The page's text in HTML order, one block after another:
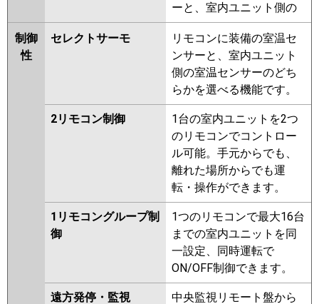
ーと、室内ユニット側の
制御
性
セレクトサーモ
リモコンに装備の室温セ
ンサーと、室内ユニット
側の室温センサーのどち
らかを選べる機能です。
2リモコン制御
1台の室内ユニットを2つ
のリモコンでコントロー
ル可能。手元からでも、
離れた場所からでも運
転・操作ができます。
1リモコングループ制
御
1つのリモコンで最大16台
までの室内ユニットを同
一設定、同時運転で
ON/OFF制御できます。
遠方発停・監視 中央監視リモート盤から